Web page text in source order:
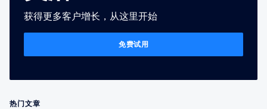
获得更多客户增长，从这里开始
免费试用
热门文章